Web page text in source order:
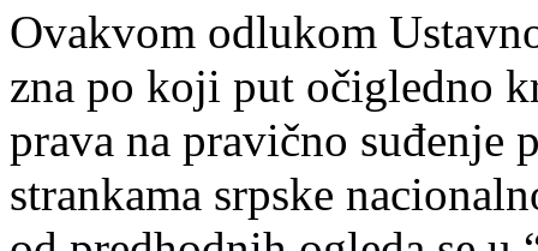
Ovakvom odlukom
zna po koji put očigledno
prava na pravično suđenje
strankama srpske